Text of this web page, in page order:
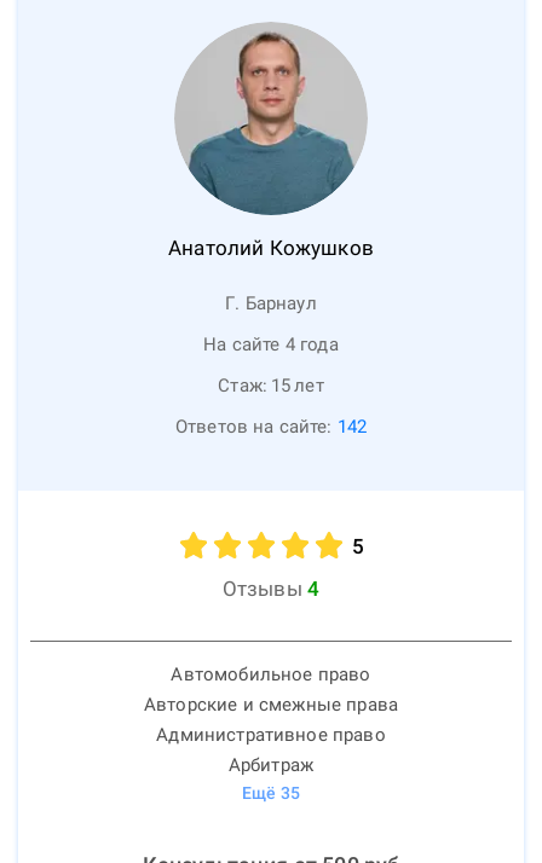
Анатолий Кожушков
Г. Барнаул
На сайте 4 года
Стаж: 15лет
Ответов на сайте: 142
5
Отзывы 4
Автомобильное право
Авторские и смежные права
Административное право
Арбитраж
Ещё 35